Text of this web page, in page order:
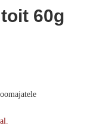
60g